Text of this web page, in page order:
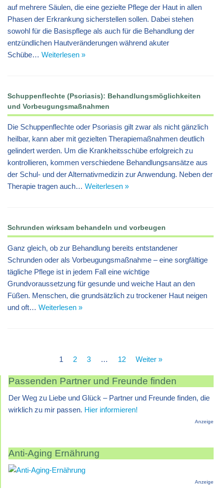
auf mehrere Säulen, die eine gezielte Pflege der Haut in allen
Phasen der Erkrankung sicherstellen sollen. Dabei stehen
sowohl für die Basispflege als auch für die Behandlung der
entzündlichen Hautveränderungen während akuter
Schübe… Weiterlesen »
Schuppenflechte (Psoriasis): Behandlungsmöglichkeiten
und Vorbeugungsmaßnahmen
Die Schuppenflechte oder Psoriasis gilt zwar als nicht gänzlich
heilbar, kann aber mit gezielten Therapiemaßnahmen deutlich
gelindert werden. Um die Krankheitsschübe erfolgreich zu
kontrollieren, kommen verschiedene Behandlungsansätze aus
der Schul- und der Alternativmedizin zur Anwendung. Neben der
Therapie tragen auch… Weiterlesen »
Schrunden wirksam behandeln und vorbeugen
Ganz gleich, ob zur Behandlung bereits entstandener
Schrunden oder als Vorbeugungsmaßnahme – eine sorgfältige
tägliche Pflege ist in jedem Fall eine wichtige
Grundvoraussetzung für gesunde und weiche Haut an den
Füßen. Menschen, die grundsätzlich zu trockener Haut neigen
und oft… Weiterlesen »
1 2 3 … 12 Weiter »
Passenden Partner und Freunde finden
Der Weg zu Liebe und Glück – Partner und Freunde finden, die
wirklich zu mir passen. Hier informieren!
Anzeige
Anti-Aging Ernährung
Anzeige